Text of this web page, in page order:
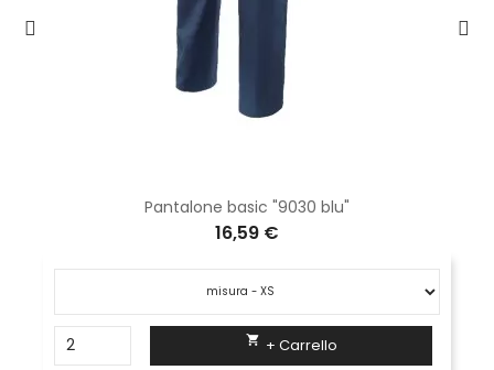
Pantalone basic "9030 blu"
16,59 €
 + Carrello